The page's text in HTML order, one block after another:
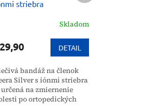
striebra
Skladom
DETAIL
bandáž na členok
Silver s iónmi striebra
určená na zmiernenie
po ortopedických